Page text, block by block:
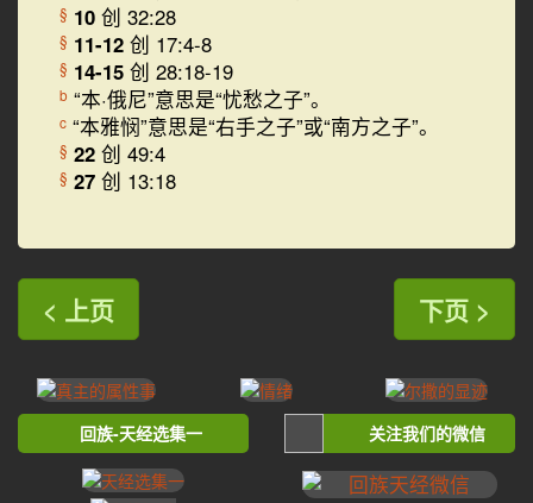
§ 10 创 32:28
§ 11-12 创 17:4-8
§ 14-15 创 28:18-19
b “本·俄尼”意思是“忧愁之子”。
c “本雅悯”意思是“右手之子”或“南方之子”。
§ 22 创 49:4
§ 27 创 13:18
< 上页 下页 >
回族-天经选集一 关注我们的微信